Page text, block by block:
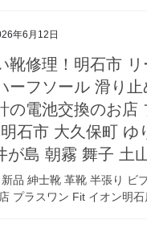
年6月12日
靴修理！明石市
ーフソール 滑り
の電池交換のお店
石市 大久保町 ゆ
が島 朝霧 舞子 土
品 紳士靴 革靴 半張り ビ
プラスワン Fit イオン明